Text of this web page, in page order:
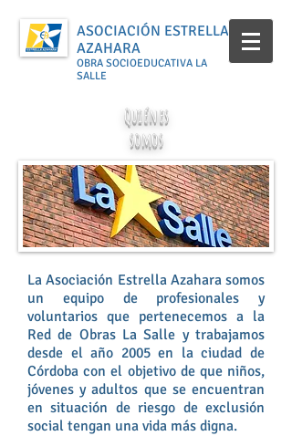
ASOCIACIÓN ESTRELLA
AZAHARA
OBRA SOCIOEDUCATIVA LA
SALLE
Quiénes
somos
La Asociación Estrella Azahara somos
un equipo de profesionales y
voluntarios que pertenecemos a la
Red de Obras La Salle y trabajamos
desde el año 2005 en la ciudad de
Córdoba con el objetivo de que niños,
jóvenes y adultos que se encuentran
en situación de riesgo de exclusión
social tengan una vida más digna.